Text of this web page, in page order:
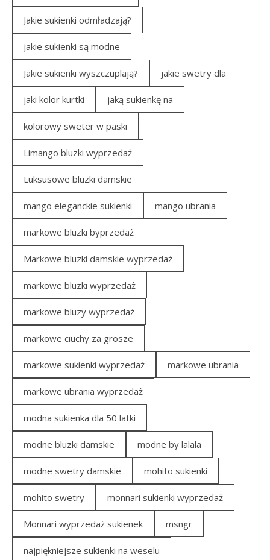
Jakie sukienki odmładzają?
jakie sukienki są modne
Jakie sukienki wyszczuplają? jakie swetry dla
jaki kolor kurtki jaką sukienkę na
kolorowy sweter w paski
Limango bluzki wyprzedaż
Luksusowe bluzki damskie
mango eleganckie sukienki mango ubrania
markowe bluzki byprzedaż
Markowe bluzki damskie wyprzedaż
markowe bluzki wyprzedaż
markowe bluzy wyprzedaż
markowe ciuchy za grosze
markowe sukienki wyprzedaż markowe ubrania
markowe ubrania wyprzedaż
modna sukienka dla 50 latki
modne bluzki damskie modne by lalala
modne swetry damskie mohito sukienki
mohito swetry monnari sukienki wyprzedaż
Monnari wyprzedaż sukienek msngr
najpiękniejsze sukienki na weselu